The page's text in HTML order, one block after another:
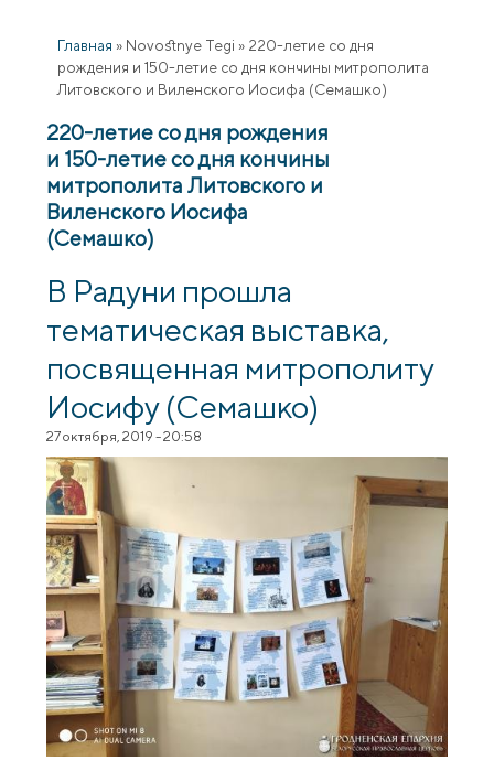
Главная » Novostnye Tegi » 220-летие со дня
рождения и 150-летие со дня кончины митрополита
Литовского и Виленского Иосифа (Семашко)
220-летие со дня рождения
и 150-летие со дня кончины
митрополита Литовского и
Виленского Иосифа
(Семашко)
В Радуни прошла
тематическая выставка,
посвященная митрополиту
Иосифу (Семашко)
27 октября, 2019 - 20:58